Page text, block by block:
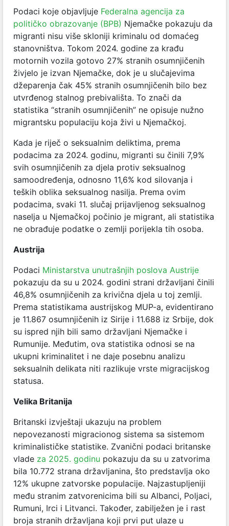
Podaci koje objavljuje Federalna agencija za
političko obrazovanje (BPB) Njemačke pokazuju da
migranti nisu više skloniji kriminalu od domaćeg
stanovništva. Tokom 2024. godine za krađu
motornih vozila gotovo 27% stranih osumnjičenih
živjelo je izvan Njemačke, dok je u slučajevima
džeparenja čak 45% stranih osumnjičenih bilo bez
utvrđenog stalnog prebivališta. To znači da
statistika “stranih osumnjičenih” ne opisuje nužno
migrantsku populaciju koja živi u Njemačkoj.
Kada je riječ o seksualnim deliktima, prema
podacima za 2024. godinu, migranti su činili 7,9%
svih osumnjičenih za djela protiv seksualnog
samoodređenja, odnosno 11,6% kod silovanja i
teških oblika seksualnog nasilja. Prema ovim
podacima, svaki 11. slučaj prijavljenog seksualnog
naselja u Njemačkoj počinio je migrant, ali statistika
ne obrađuje podatke o zemlji porijekla tih osoba.
Austrija
Podaci Ministarstva unutrašnjih poslova Austrije
pokazuju da su u 2024. godini strani državljani činili
46,8% osumnjičenih za krivična djela u toj zemlji.
Prema statistikama austrijskog MUP-a, evidentirano
je 11.867 osumnjičenih iz Sirije i 11.688 iz Srbije, dok
su ispred njih bili samo državljani Njemačke i
Rumunije. Međutim, ova statistika odnosi se na
ukupni kriminalitet i ne daje posebnu analizu
seksualnih delikata niti razlikuje vrste migracijskog
statusa.
Velika Britanija
Britanski izvještaji ukazuju na problem
nepovezanosti migracionog sistema sa sistemom
kriminalističke statistike. Zvanični podaci britanske
vlade za 2025. godinu pokazuju da su u zatvorima
bila 10.772 strana državljanina, što predstavlja oko
12% ukupne zatvorske populacije. Najzastupljeniji
među stranim zatvorenicima bili su Albanci, Poljaci,
Rumuni, Irci i Litvanci. Također, zabilježen je i rast
broja stranih državljana koji prvi put ulaze u